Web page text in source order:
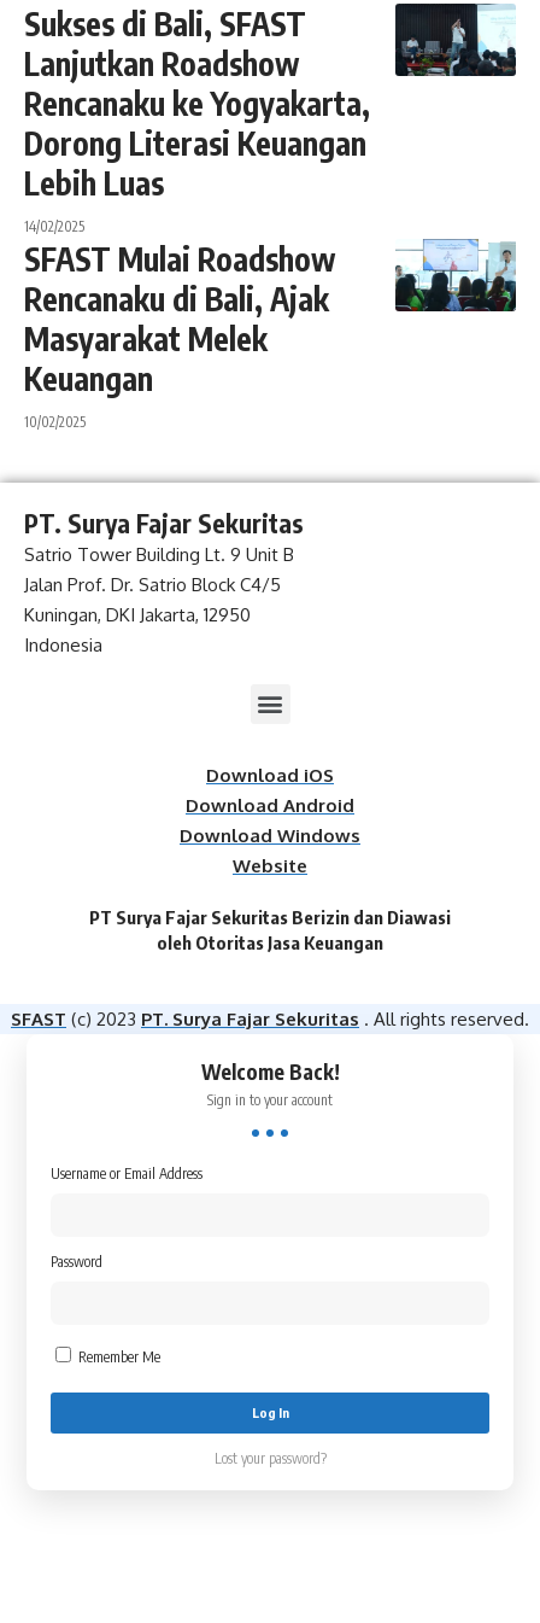
Sukses di Bali, SFAST
Lanjutkan Roadshow
Rencanaku ke Yogyakarta,
Dorong Literasi Keuangan
Lebih Luas
14/02/2025
SFAST Mulai Roadshow
Rencanaku di Bali, Ajak
Masyarakat Melek
Keuangan
10/02/2025
PT. Surya Fajar Sekuritas
Satrio Tower Building Lt. 9 Unit B
Jalan Prof. Dr. Satrio Block C4/5
Kuningan, DKI Jakarta, 12950
Indonesia
Download iOS
Download Android
Download Windows
Website
PT Surya Fajar Sekuritas Berizin dan Diawasi
oleh Otoritas Jasa Keuangan​
SFAST (c) 2023 PT. Surya Fajar Sekuritas . All rights reserved.
Welcome Back!
Sign in to your account
Username or Email Address
Password
Remember Me
Lost your password?